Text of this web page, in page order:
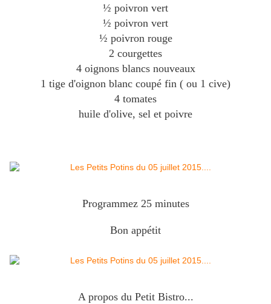
½ poivron vert
½ poivron vert
½ poivron rouge
2 courgettes
4 oignons blancs nouveaux
1 tige d'oignon blanc coupé fin ( ou 1 cive)
4 tomates
huile d'olive, sel et poivre
Programmez 25 minutes
Bon appétit
A propos du Petit Bistro...